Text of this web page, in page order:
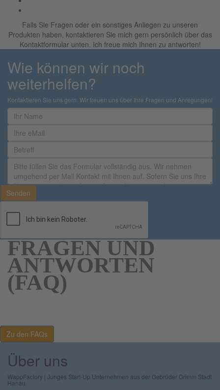
Falls Sie Fragen oder ein sonstiges Anliegen zu unseren
Produkten haben, kontaktieren Sie mich gern persönlich über das
Kontaktformular unten. Ich freue mich Ihnen zu antworten!
Wie können wir noch
weiterhelfen?
Kontaktieren Sie uns gern. Wir freuen uns über Ihre Fragen und Anregungen!
Your
name
Your
email
Your
subject
Your
message
Senden
FRAGEN UND
ANTWORTEN
(FAQ)
Zu den FAQs
Zu den FAQs
Über uns
WappFactory | Junges Start-Up Unternehmen aus der Gebrüder Grimm Stadt
Hanau.